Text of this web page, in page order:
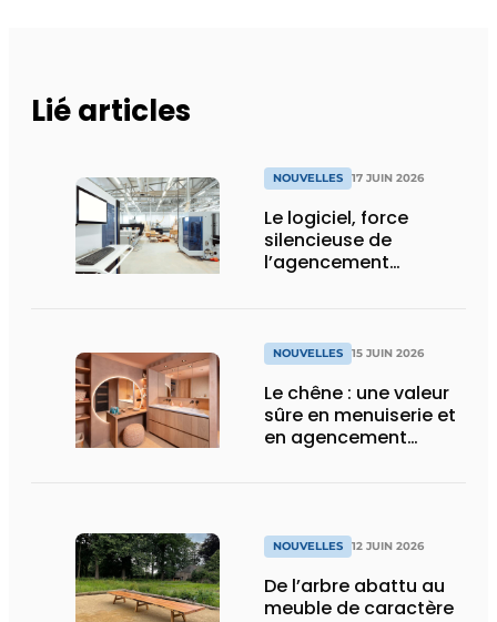
Lié articles
NOUVELLES 17 JUIN 2026
Le logiciel, force
silencieuse de
l’agencement
NOUVELLES 15 JUIN 2026
Le chêne : une valeur
sûre en menuiserie et
en agencement
NOUVELLES 12 JUIN 2026
De l’arbre abattu au
meuble de caractère